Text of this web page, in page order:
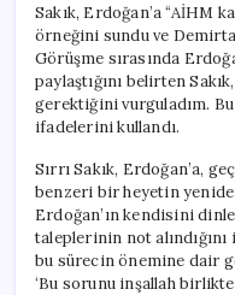
Sakık, Erdoğan’a “AİHM
örneğini sundu ve
Görüşme sırasında
paylaştığını belirten
gerektiğini vurguladım.
ifadelerini kullandı.
Sırrı Sakık, Erdoğan’a,
benzeri bir heyetin
Erdoğan’ın kendisini
taleplerinin not alındığını
bu sürecin önemine dair
‘Bu sorunu inşallah